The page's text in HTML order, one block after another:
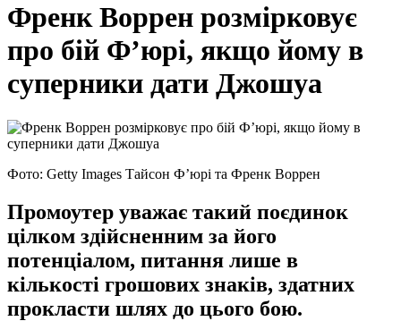
Френк Воррен розмірковує
про бій Ф’юрі, якщо йому в
суперники дати Джошуа
Фото: Getty Images Тайсон Ф’юрі та Френк Воррен
Промоутер уважає такий поєдинок
цілком здійсненним за його
потенціалом, питання лише в
кількості грошових знаків, здатних
прокласти шлях до цього бою.